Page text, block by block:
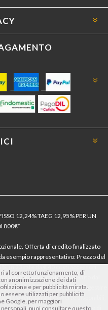
12,24% TAEG 12,95% PER UN
800€*
Offerta di credito finalizzato
esempio rappresentativo: Prezzo del
€ 800. Importo totale dovuto dal
rata a 90 giorni. Al fine di gestire
eventuali altre offerte disponibili,
il contratto, di prendere visione di
al corretto funzionamento, di
anonimizzazione dei dati
e per pubblicità mirata.
essere utilizzati per pubblicità
Google, per maggiori
puoi consultare questo